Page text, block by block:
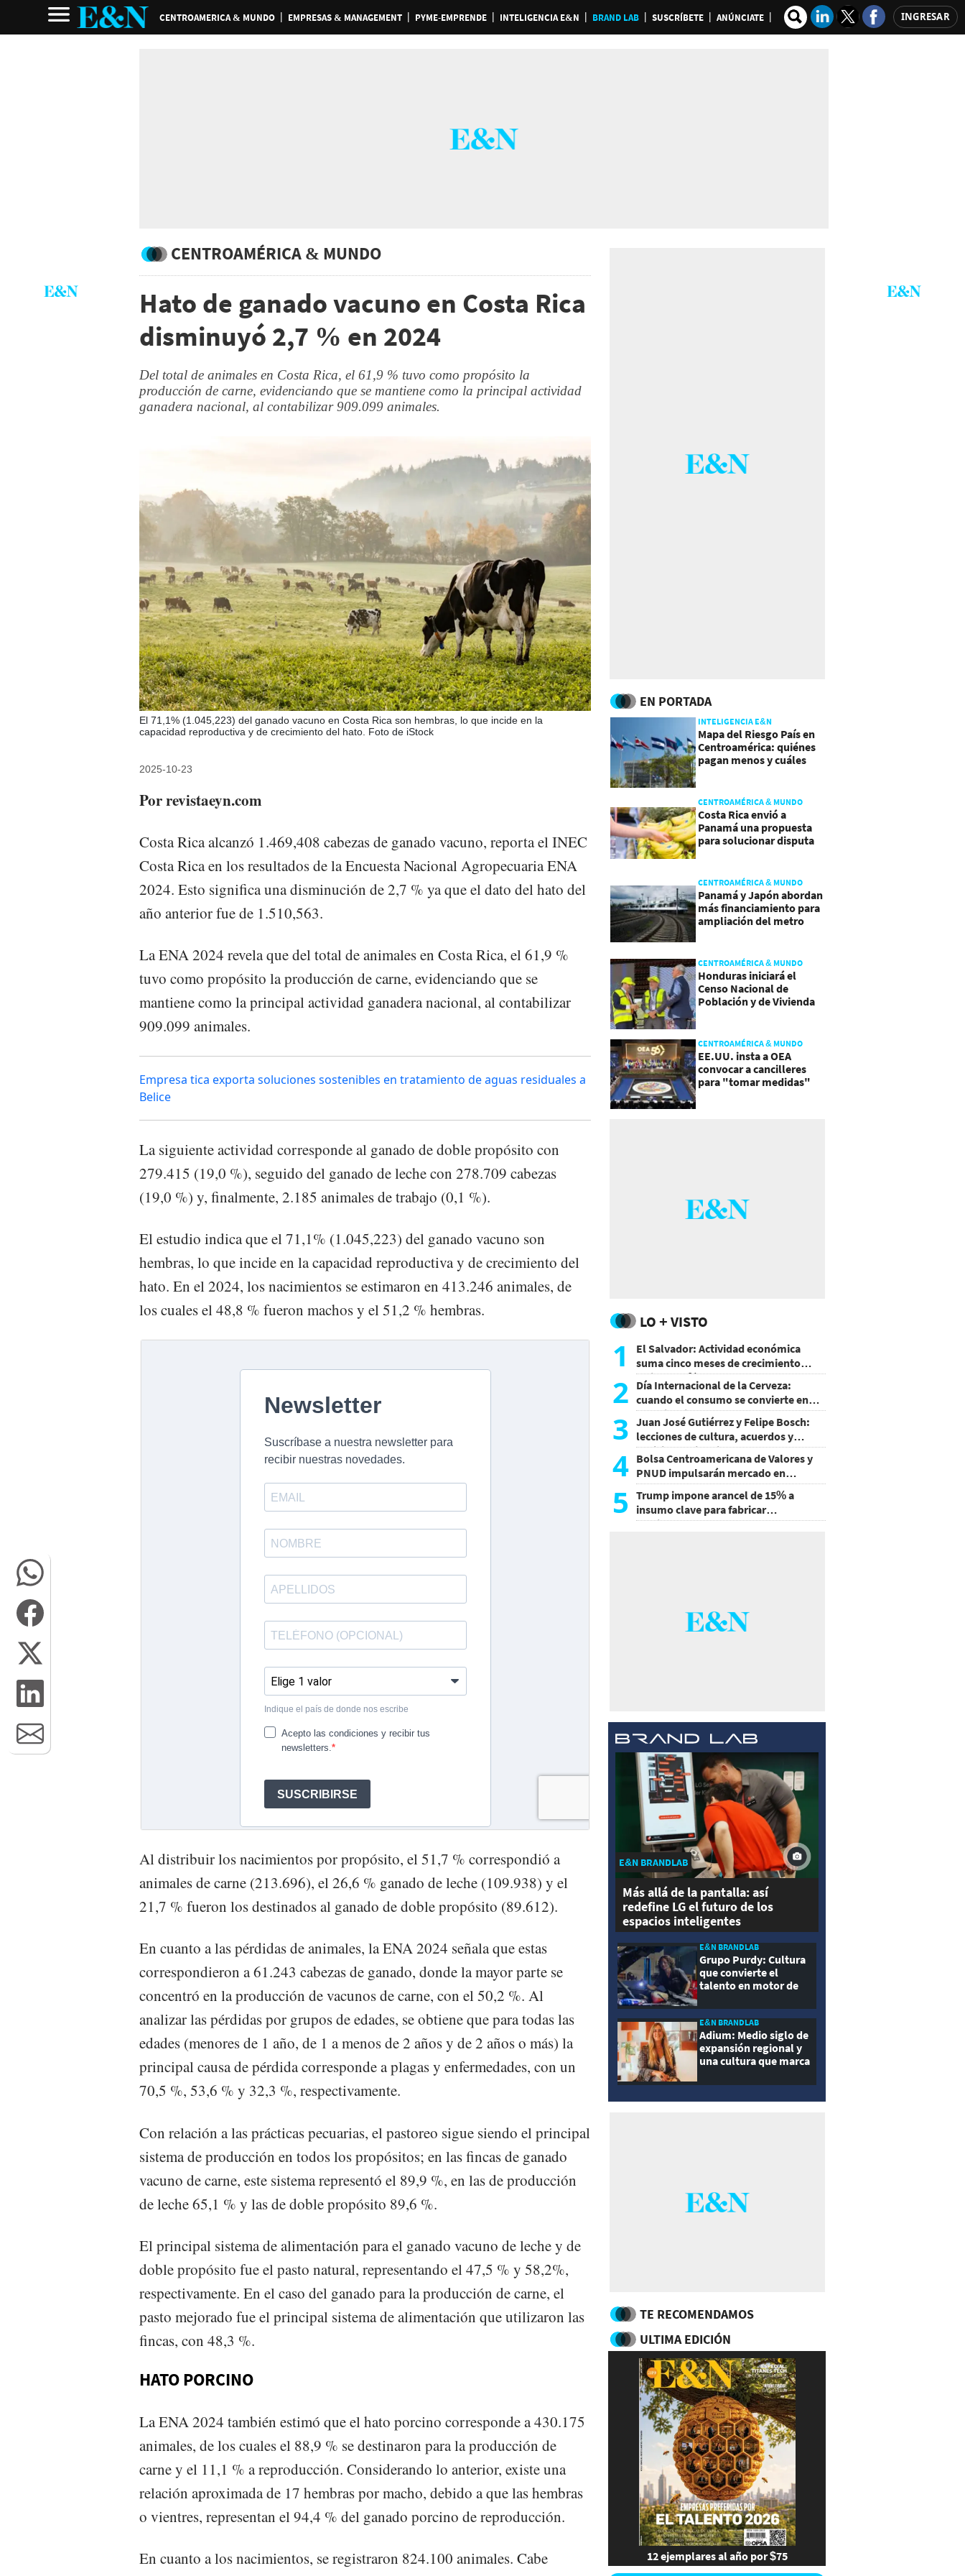
CENTROAMERICA & MUNDO EMPRESAS & MANAGEMENT PYME-EMPRENDE INTELIGENCIA E&N BRAND LAB SUSCRÍBETE ANÚNCIATE INGRESAR
CENTROAMÉRICA & MUNDO
Hato de ganado vacuno en Costa Rica
disminuyó 2,7 % en 2024
Del total de animales en Costa Rica, el 61,9 % tuvo como propósito la
producción de carne, evidenciando que se mantiene como la principal actividad
ganadera nacional, al contabilizar 909.099 animales.
El 71,1% (1.045,223) del ganado vacuno en Costa Rica son hembras, lo que incide en la
capacidad reproductiva y de crecimiento del hato. Foto de iStock
2025-10-23
Por revistaeyn.com
Costa Rica alcanzó 1.469,408 cabezas de ganado vacuno, reporta el INEC
Costa Rica en los resultados de la Encuesta Nacional Agropecuaria ENA
2024. Esto significa una disminución de 2,7 % ya que el dato del hato del
año anterior fue de 1.510,563.
La ENA 2024 revela que del total de animales en Costa Rica, el 61,9 %
tuvo como propósito la producción de carne, evidenciando que se
mantiene como la principal actividad ganadera nacional, al contabilizar
909.099 animales.
Empresa tica exporta soluciones sostenibles en tratamiento de aguas residuales a
Belice
La siguiente actividad corresponde al ganado de doble propósito con
279.415 (19,0 %), seguido del ganado de leche con 278.709 cabezas
(19,0 %) y, finalmente, 2.185 animales de trabajo (0,1 %).
El estudio indica que el 71,1% (1.045,223) del ganado vacuno son
hembras, lo que incide en la capacidad reproductiva y de crecimiento del
hato. En el 2024, los nacimientos se estimaron en 413.246 animales, de
los cuales el 48,8 % fueron machos y el 51,2 % hembras.
Al distribuir los nacimientos por propósito, el 51,7 % correspondió a
animales de carne (213.696), el 26,6 % ganado de leche (109.938) y el
21,7 % fueron los destinados al ganado de doble propósito (89.612).
En cuanto a las pérdidas de animales, la ENA 2024 señala que estas
correspondieron a 61.243 cabezas de ganado, donde la mayor parte se
concentró en la producción de vacunos de carne, con el 50,2 %. Al
analizar las pérdidas por grupos de edades, se obtiene que para todas las
edades (menores de 1 año, de 1 a menos de 2 años y de 2 años o más) la
principal causa de pérdida corresponde a plagas y enfermedades, con un
70,5 %, 53,6 % y 32,3 %, respectivamente.
Con relación a las prácticas pecuarias, el pastoreo sigue siendo el principal
sistema de producción en todos los propósitos; en las fincas de ganado
vacuno de carne, este sistema representó el 89,9 %, en las de producción
de leche 65,1 % y las de doble propósito 89,6 %.
El principal sistema de alimentación para el ganado vacuno de leche y de
doble propósito fue el pasto natural, representando el 47,5 % y 58,2%,
respectivamente. En el caso del ganado para la producción de carne, el
pasto mejorado fue el principal sistema de alimentación que utilizaron las
fincas, con 48,3 %.
HATO PORCINO
La ENA 2024 también estimó que el hato porcino corresponde a 430.175
animales, de los cuales el 88,9 % se destinaron para la producción de
carne y el 11,1 % a reproducción. Considerando lo anterior, existe una
relación aproximada de 17 hembras por macho, debido a que las hembras
o vientres, representan el 94,4 % del ganado porcino de reproducción.
En cuanto a los nacimientos, se registraron 824.100 animales. Cabe
EN PORTADA
INTELIGENCIA E&N
Mapa del Riesgo País en
Centroamérica: quiénes
pagan menos y cuáles
CENTROAMÉRICA & MUNDO
Costa Rica envió a
Panamá una propuesta
para solucionar disputa
CENTROAMÉRICA & MUNDO
Panamá y Japón abordan
más financiamiento para
ampliación del metro
CENTROAMÉRICA & MUNDO
Honduras iniciará el
Censo Nacional de
Población y de Vivienda
CENTROAMÉRICA & MUNDO
EE.UU. insta a OEA
convocar a cancilleres
para "tomar medidas"
LO + VISTO
1
El Salvador: Actividad económica
suma cinco meses de crecimiento
arriba de 4%
2 Día Internacional de la Cerveza:
cuando el consumo se convierte en
experiencia
3 Juan José Gutiérrez y Felipe Bosch:
lecciones de cultura, acuerdos y
decisiones sin miedo
4 Bolsa Centroamericana de Valores y
PNUD impulsarán mercado en
Honduras
5
Trump impone arancel de 15% a
insumo clave para fabricar
semiconductores y paneles
E&N BRANDLAB
Más allá de la pantalla: así
redefine LG el futuro de los
espacios inteligentes
E&N BRANDLAB
Grupo Purdy: Cultura
que convierte el
talento en motor de
E&N BRANDLAB
Adium: Medio siglo de
expansión regional y
una cultura que marca
TE RECOMENDAMOS
ULTIMA EDICIÓN
12 ejemplares al año por $75